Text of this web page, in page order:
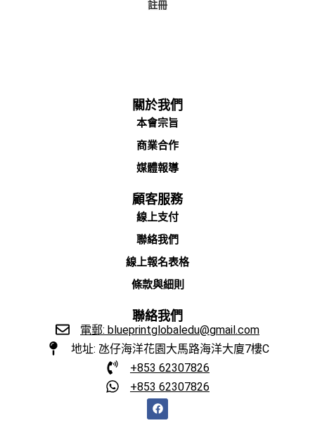
註冊
關於我們
本會宗旨
商業合作
媒體報導
顧客服務
線上支付
聯絡我們
線上報名表格
條款與細則
聯絡我們
電郵: blueprintglobaledu@gmail.com
地址: 氹仔海洋花園大馬路海洋大廈7樓C
+853 62307826
+853 62307826